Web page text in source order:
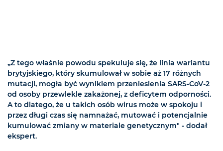
„Z tego właśnie powodu spekuluje się, że linia wariantu
brytyjskiego, który skumulował w sobie aż 17 różnych
mutacji, mogła być wynikiem przeniesienia SARS-CoV-2
od osoby przewlekle zakażonej, z deficytem odporności.
A to dlatego, że u takich osób wirus może w spokoju i
przez długi czas się namnażać, mutować i potencjalnie
kumulować zmiany w materiale genetycznym" - dodał
ekspert.